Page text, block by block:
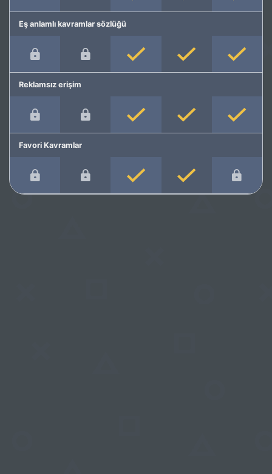
Eş anlamlı kavramlar sözlüğü
Reklamsız erişim
Favori Kavramlar